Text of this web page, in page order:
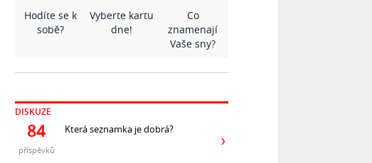
Hodíte se k
sobě?
Vyberte kartu
dne!
Co
znamenají
Vaše sny?
DISKUZE
84
příspěvků
Která seznamka je dobrá?